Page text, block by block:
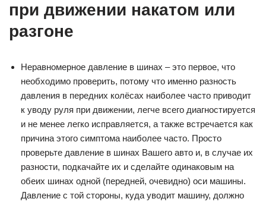
при движении накатом или
разгоне
Неравномерное давление в шинах – это первое, что
необходимо проверить, потому что именно разность
давления в передних колёсах наиболее часто приводит
к уводу руля при движении, легче всего диагностируется
и не менее легко исправляется, а также встречается как
причина этого симптома наиболее часто. Просто
проверьте давление в шинах Вашего авто и, в случае их
разности, подкачайте их и сделайте одинаковым на
обеих шинах одной (передней, очевидно) оси машины.
Давление с той стороны, куда уводит машину, должно